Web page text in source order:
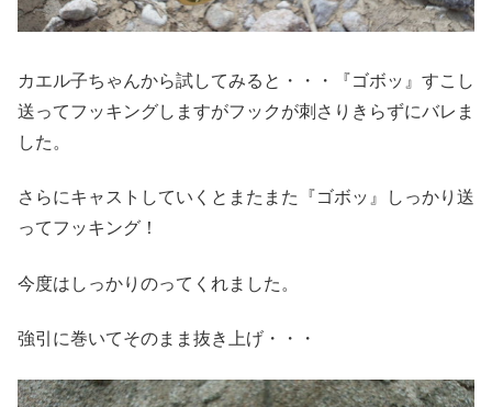
カエル子ちゃんから試してみると・・・『ゴボッ』すこし
送ってフッキングしますがフックが刺さりきらずにバレま
した。
さらにキャストしていくとまたまた『ゴボッ』しっかり送
ってフッキング！
今度はしっかりのってくれました。
強引に巻いてそのまま抜き上げ・・・